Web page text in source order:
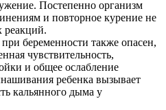
Постепенно организм
и повторное курение не
реакций.
беременности также опасен,
чувствительность,
и общее ослабление
ребенка вызывает
кальянного дыма у